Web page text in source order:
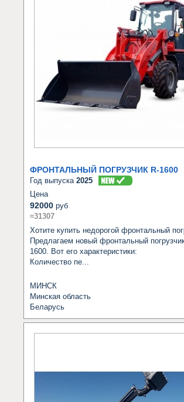
ФРОНТАЛЬНЫЙ ПОГРУЗЧИК R-1600
Год выпуска 2025
Цена
92000 руб
≈31307
Хотите купить недорогой фронтальный
Предлагаем новый фронтальный
1600. Вот его характеристики:
Количество пе...
МИНСК
Минская область
Беларусь